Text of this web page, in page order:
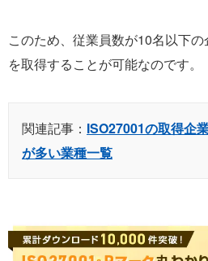
このため、従業員数が10名以下
を取得することが可能なのです。
関連記事： ISO27001の取得企
が多い業種一覧